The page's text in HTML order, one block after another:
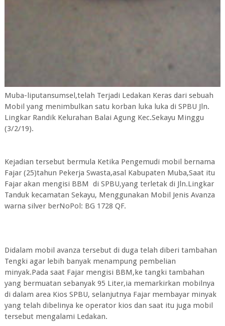
Muba-liputansumsel,telah Terjadi Ledakan Keras dari sebuah
Mobil yang menimbulkan satu korban luka luka di SPBU Jln.
Lingkar Randik Kelurahan Balai Agung Kec.Sekayu Minggu
(3/2/19).
Kejadian tersebut bermula Ketika Pengemudi mobil bernama
Fajar (25)tahun Pekerja Swasta,asal Kabupaten Muba,Saat itu
Fajar akan mengisi BBM di SPBU,yang terletak di Jln.Lingkar
Tanduk kecamatan Sekayu, Menggunakan Mobil Jenis Avanza
warna silver berNoPol: BG 1728 QF.
Didalam mobil avanza tersebut di duga telah diberi tambahan
Tengki agar lebih banyak menampung pembelian
minyak.Pada saat Fajar mengisi BBM,ke tangki tambahan
yang bermuatan sebanyak 95 Liter,ia memarkirkan mobilnya
di dalam area Kios SPBU, selanjutnya Fajar membayar minyak
yang telah dibelinya ke operator kios dan saat itu juga mobil
tersebut mengalami Ledakan.